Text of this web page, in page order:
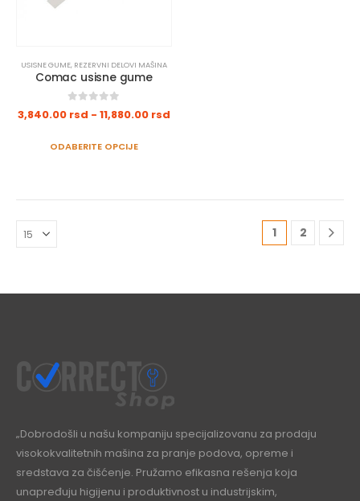
USISNE GUME, REZERVNI DELOVI MAŠINA
Comac usisne gume
out of 5
3,840.00 rsd - 11,880.00 rsd
ODABERITE OPCIJE
1 2
„Dobrodošli u našu kompaniju specijalizovanu za prodaju
visokokvalitetnih mašina za pranje podova, opreme i
sredstava za čišćenje. Pružamo efikasna rešenja koja
unapređuju higijenu i produktivnost u industrijskim,